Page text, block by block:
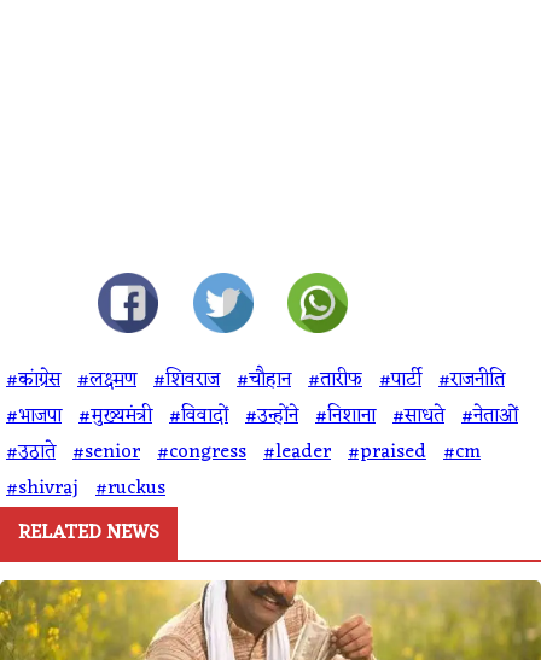
#कांग्रेस #लक्ष्मण #शिवराज #चौहान #तारीफ #पार्टी #राजनीति
#भाजपा #मुख्यमंत्री #विवादों #उन्होंने #निशाना #साधते #नेताओं
#उठाते #senior #congress #leader #praised #cm
#shivraj #ruckus
RELATED NEWS